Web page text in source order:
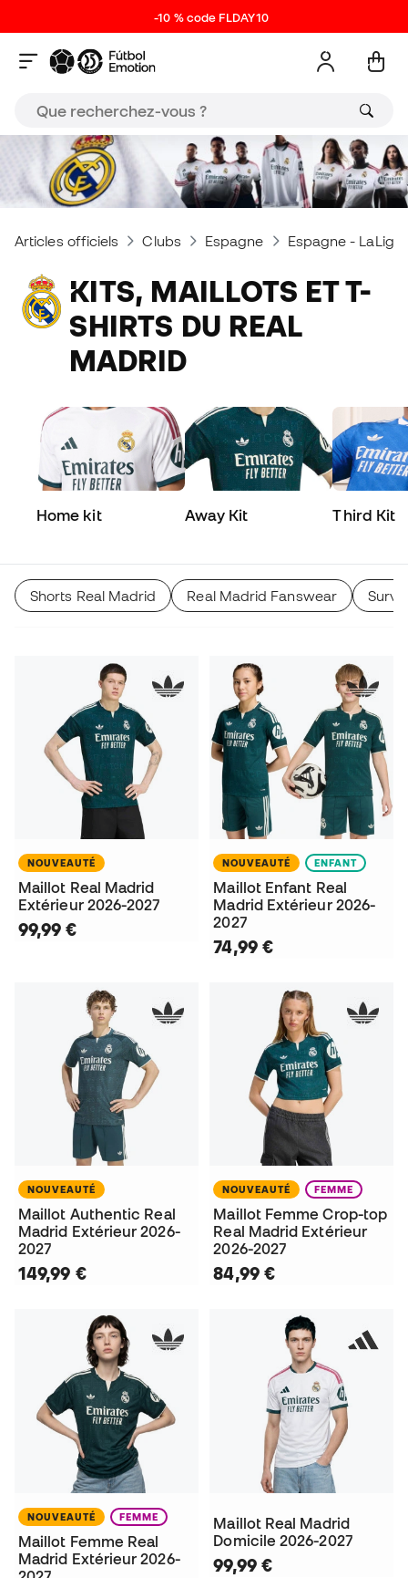
-10 % code FLDAY10
Articles officiels Clubs Espagne Espagne - LaLiga
KITS, MAILLOTS ET T-
SHIRTS DU REAL
MADRID
Home kit Away Kit Third Kit
Shorts Real Madrid Real Madrid Fanswear
NOUVEAUTÉ
Maillot Real Madrid
Extérieur 2026-2027
99,99 €
NOUVEAUTÉ ENFANT
Maillot Enfant Real
Madrid Extérieur 2026-
2027
74,99 €
NOUVEAUTÉ
Maillot Authentic Real
Madrid Extérieur 2026-
2027
149,99 €
NOUVEAUTÉ FEMME
Maillot Femme Crop-top
Real Madrid Extérieur
2026-2027
84,99 €
NOUVEAUTÉ FEMME
Maillot Femme Real
Madrid Extérieur 2026-
Maillot Real Madrid
Domicile 2026-2027
99,99 €